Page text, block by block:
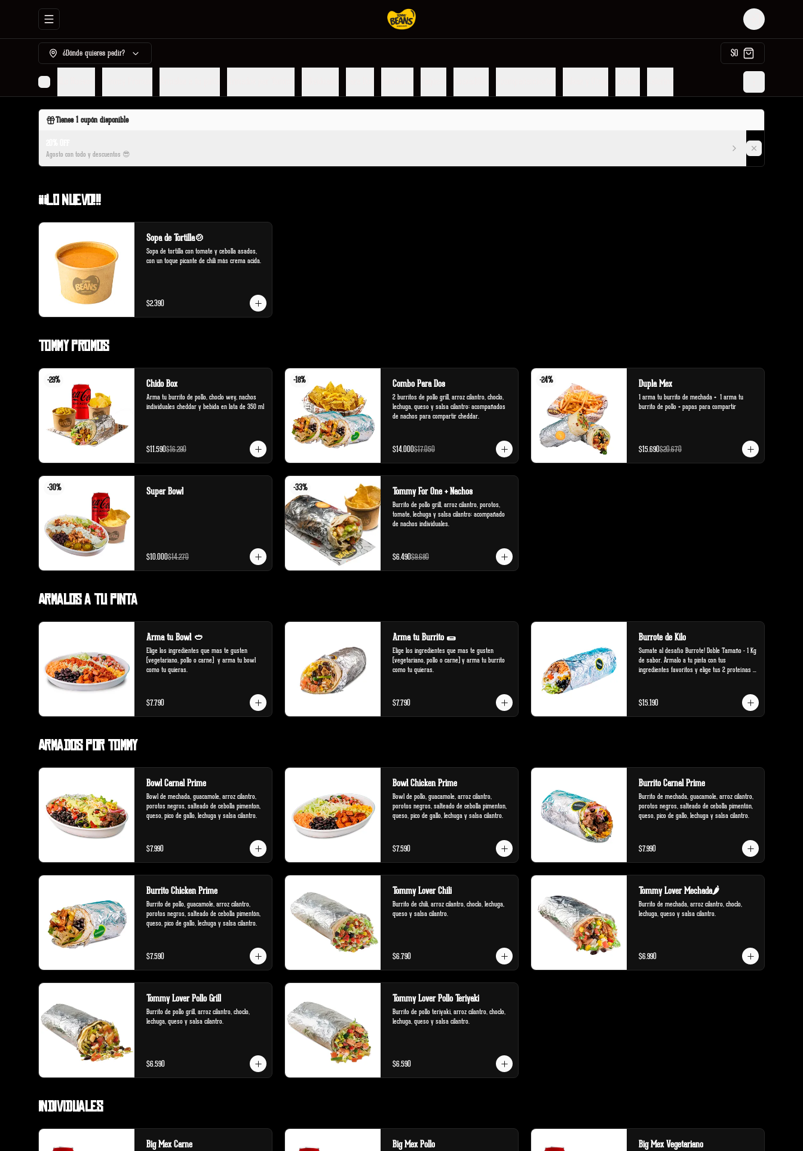
Abrir menu de navegación Login
¿Dónde quieres pedir? $0
Tienes1 cupón disponible
Agosto con todo y descuentos 😎
¡¡¡Lo Nuevo!!!
Sopa de Tortilla🍲
Sopa de tortilla con tomate y cebolla asados,
con un toque picante de chili más crema acida.
$2.390
Tommy Promos
-29% Chido Box
Arma tu burrito de pollo, choclo wey, nachos
individuales cheddar y bebida en lata de 350 ml
$11.590$16.290
-18% Combo Para Dos
2 burritos de pollo grill, arroz cilantro, choclo,
lechuga, queso y salsa cilantro; acompañados
de nachos para compartir cheddar.
$14.000$17.050
-24% Dupla Mex
1 arma tu burrito de mechada +  1 arma tu
burrito de pollo + papas para compartir
$15.690$20.670
-30% Super Bowl
$10.000$14.270
-33% Tommy For One + Nachos
Burrito de pollo grill, arroz cilantro, porotos,
tomate, lechuga y salsa cilantro; acompañado
de nachos individuales.
$6.490$9.680
Armalos a tu pinta
Arma tu Bowl 🥙
Elige los ingredientes que mas te gusten
(vegetariano, pollo o carne)  y arma tu bowl
como tu quieras.
$7.790
Arma tu Burrito 🌯
Elige los ingredientes que mas te gusten
(vegetariano, pollo o carne) y arma tu burrito
como tu quieras.
$7.790
Burrote de Kilo
Sumate al desafío Burrote! Doble Tamaño - 1 Kg
de sabor. Ármalo a tu pinta con tus
ingredientes favoritos y elige tus 2 proteínas
$15.190
Armados por Tommy
Bowl Carnal Prime
Bowl de mechada, guacamole, arroz cilantro,
porotos negros, salteado de cebolla pimenton,
queso, pico de gallo, lechuga y salsa cilantro.
$7.990
Bowl Chicken Prime
Bowl de pollo, guacamole, arroz cilantro,
porotos negros, salteado de cebolla pimenton,
queso, pico de gallo, lechuga y salsa cilantro.
$7.590
Burrito Carnal Prime
Burrito de mechada, guacamole, arroz cilantro,
porotos negros, salteado de cebolla pimentón,
queso, pico de gallo, lechuga y salsa cilantro.
$7.990
Burrito Chicken Prime
Burrito de pollo, guacamole, arroz cilantro,
porotos negros, salteado de cebolla pimentón,
queso, pico de gallo, lechuga y salsa cilantro.
$7.590
Tommy Lover Chili
Burrito de chili, arroz cilantro, choclo, lechuga,
queso y salsa cilantro.
$6.790
Tommy Lover Mechada🌶️
Burrito de mechada, arroz cilantro, choclo,
lechuga, queso y salsa cilantro.
$6.990
Tommy Lover Pollo Grill
Burrito de pollo grill, arroz cilantro, choclo,
lechuga, queso y salsa cilantro.
$6.590
Tommy Lover Pollo Teriyaki
Burrito de pollo teriyaki, arroz cilantro, choclo,
lechuga, queso y salsa cilantro.
$6.590
Individuales
Big Mex Carne Big Mex Pollo Big Mex Vegetariano